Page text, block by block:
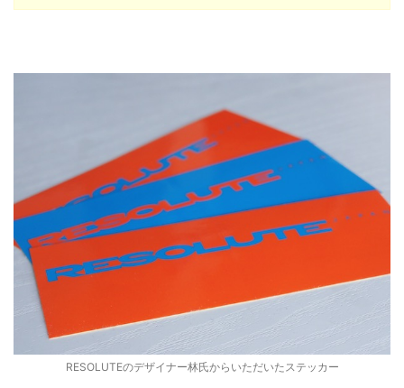
RESOLUTEのデザイナー林氏からいただいたステッカー